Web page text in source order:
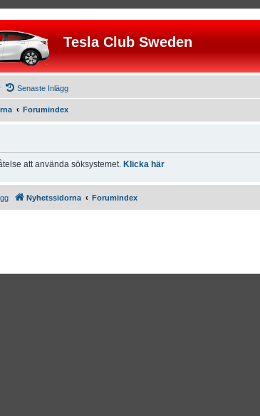
Tesla Club Sweden
Senaste Inlägg
Forumindex
att använda söksystemet. Klicka här
Nyhetssidorna Forumindex